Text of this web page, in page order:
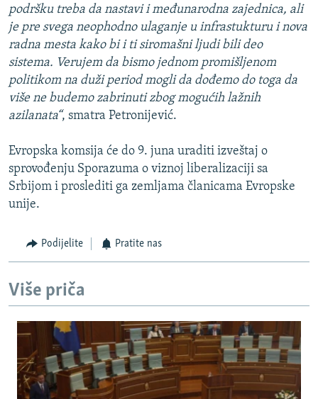
podršku treba da nastavi i međunarodna zajednica, ali
je pre svega neophodno ulaganje u infrastukturu i nova
radna mesta kako bi i ti siromašni ljudi bili deo
sistema. Verujem da bismo jednom promišljenom
politikom na duži period mogli da dođemo do toga da
više ne budemo zabrinuti zbog mogućih lažnih
azilanata“, smatra Petronijević.
Evropska komsija će do 9. juna uraditi izveštaj o
sprovođenju Sporazuma o viznoj liberalizaciji sa
Srbijom i proslediti ga zemljama članicama Evropske
unije.
Podijelite Pratite nas
Više priča